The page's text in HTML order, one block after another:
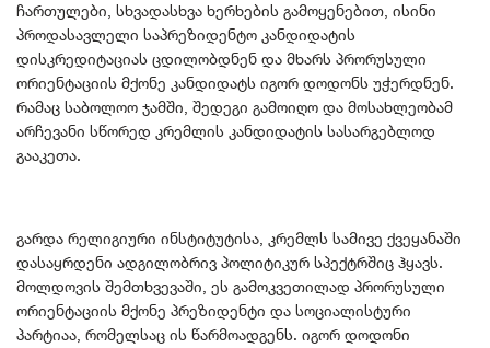
ჩართულები, სხვადასხვა ხერხების გამოყენებით, ისინი
პროდასავლელი საპრეზიდენტო კანდიდატის
დისკრედიტაციას ცდილობდნენ და მხარს პრორუსული
ორიენტაციის მქონე კანდიდატს იგორ დოდონს უჭერდნენ.
რამაც საბოლოო ჯამში, შედეგი გამოიღო და მოსახლეობამ
არჩევანი სწორედ კრემლის კანდიდატის სასარგებლოდ
გააკეთა.
გარდა რელიგიური ინსტიტუტისა, კრემლს სამივე ქვეყანაში
დასაყრდენი ადგილობრივ პოლიტიკურ სპექტრშიც ჰყავს.
მოლდოვის შემთხვევაში, ეს გამოკვეთილად პრორუსული
ორიენტაციის მქონე პრეზიდენტი და სოციალისტური
პარტიაა, რომელსაც ის წარმოადგენს. იგორ დოდონი